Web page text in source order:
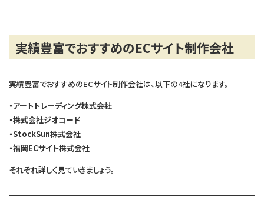
実績豊富でおすすめのECサイト制作会社
実績豊富でおすすめのECサイト制作会社は、以下の4社になります。
・アートトレーディング株式会社
・株式会社ジオコード
・StockSun株式会社
・福岡ECサイト株式会社
それぞれ詳しく見ていきましょう。